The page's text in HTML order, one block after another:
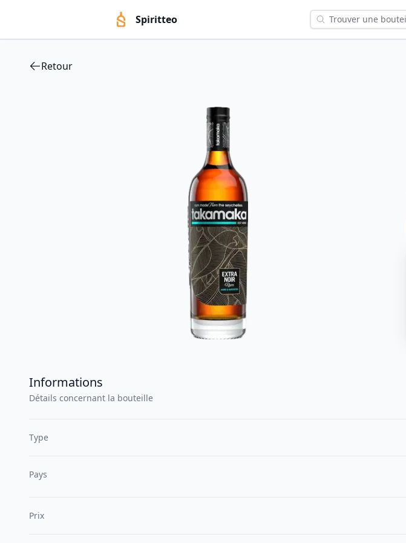
Spiritteo
Retour
Informations
Détails concernant la bouteille
Type
Pays
Prix